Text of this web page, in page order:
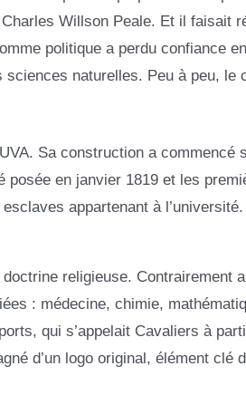
Willson Peale. Et il faisait
politique a perdu confiance
naturelles. Peu à peu, le
Sa construction a commencé
posée en janvier 1819 et les
appartenant à
doctrine religieuse. Contrairement
: médecine, chimie,
qui s’appelait Cavaliers à
d’un logo original, élément clé